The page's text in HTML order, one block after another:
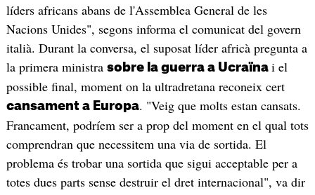
líders africans abans de l'Assemblea General de les
Nacions Unides", segons informa el comunicat del govern
italià. Durant la conversa, el suposat líder africà pregunta a
la primera ministra sobre la guerra a Ucraïna i el
possible final, moment on la ultradretana reconeix cert
cansament a Europa. "Veig que molts estan cansats.
Francament, podríem ser a prop del moment en el qual tots
comprendran que necessitem una via de sortida. El
problema és trobar una sortida que sigui acceptable per a
totes dues parts sense destruir el dret internacional", va dir